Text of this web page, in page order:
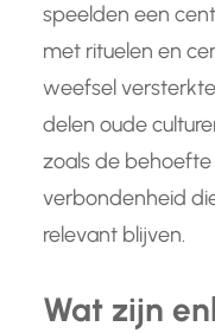
speelden een
met rituelen en
weefsel
delen oude
zoals de
verbondenheid
relevant blijven.
Wat zijn